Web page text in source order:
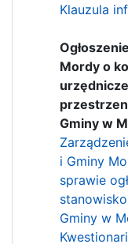
Klauzula
Mordy o
Gminy w
i Gminy
sprawie
Gminy w